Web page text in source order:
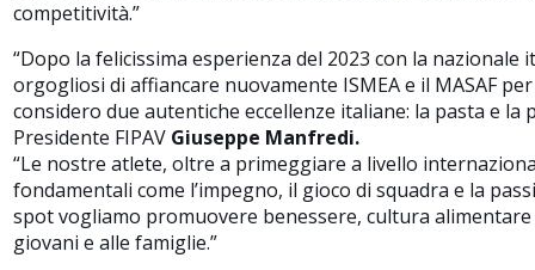
competitività.”
“Dopo la felicissima esperienza del 2023 con la nazionale
orgogliosi di affiancare nuovamente ISMEA e il MASAF
considero due autentiche eccellenze italiane: la pasta e la
Presidente FIPAV Giuseppe Manfredi.
“Le nostre atlete, oltre a primeggiare a livello
fondamentali come l’impegno, il gioco di squadra e la
spot vogliamo promuovere benessere, cultura
giovani e alle famiglie.”